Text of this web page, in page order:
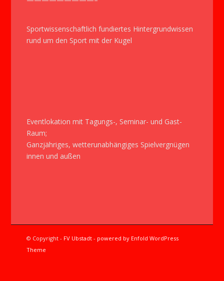
Sportwissenschaftlich fundiertes Hintergrundwissen
rund um den Sport mit der Kugel
Eventlokation mit Tagungs-, Seminar- und Gast-
Raum;
Ganzjähriges, wetterunabhängiges Spielvergnügen
innen und außen
© Copyright - FV Ubstadt- powered by Enfold WordPress
Theme